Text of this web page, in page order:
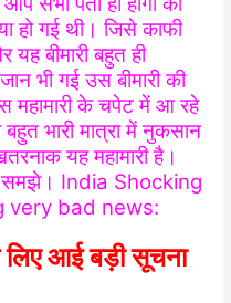
हो गई थी। जिसे काफी
बीमारी बहुत ही
भी गई उस बीमारी की
महामारी के चपेट में आ रहे
भारी मात्रा में नुकसान
यह महामारी है।
समझे। India Shocking
very bad news:
लिए आई बड़ी सूचना